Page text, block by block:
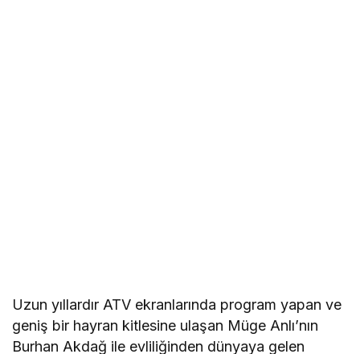
Uzun yıllardır ATV ekranlarında program yapan ve
geniş bir hayran kitlesine ulaşan Müge Anlı’nın
Burhan Akdağ ile evliliğinden dünyaya gelen